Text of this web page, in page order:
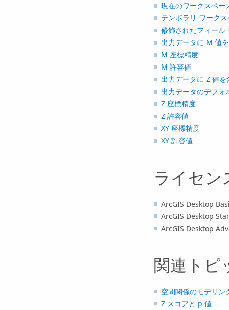
現在のワークスペー
テンポラリ ワーク
修飾されたフィール
出力データに M 値
M 座標精度
M 許容値
出力データに Z 値を
出力データのデフォ
Z 座標精度
Z 許容値
XY 座標精度
XY 許容値
ライセン
ArcGIS Desktop
ArcGIS Desktop
ArcGIS Desktop
関連トピ
空間関係のモデリン
Z スコアと p 値